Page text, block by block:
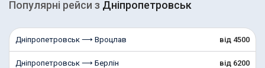
Популярні рейcи з Дніпропетровськ
Дніпропетровськ ⟶ Вроцлав від 4500
Дніпропетровськ ⟶ Берлін від 6200